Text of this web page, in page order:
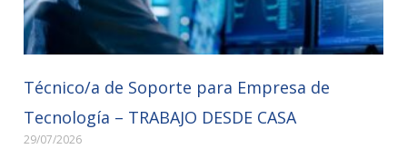
Técnico/a de Soporte para Empresa de
Tecnología – TRABAJO DESDE CASA
29/07/2026